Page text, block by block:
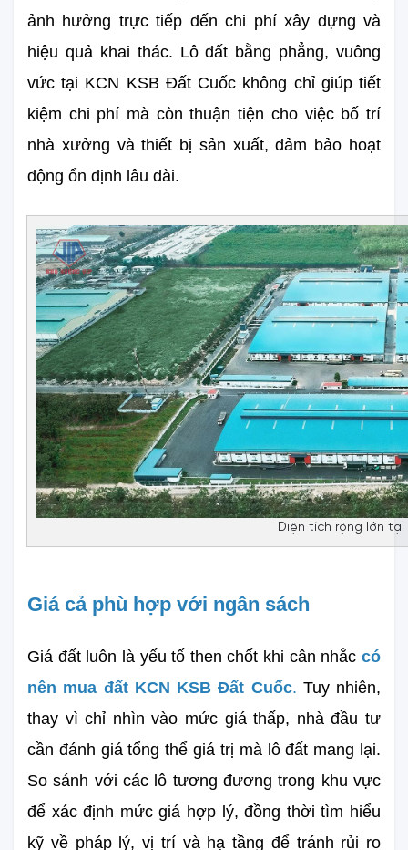
ảnh hưởng trực tiếp đến chi phí xây dựng và
hiệu quả khai thác. Lô đất bằng phẳng, vuông
vức tại KCN KSB Đất Cuốc không chỉ giúp tiết
kiệm chi phí mà còn thuận tiện cho việc bố trí
nhà xưởng và thiết bị sản xuất, đảm bảo hoạt
động ổn định lâu dài.
Diện tích rộng lớn tại
Giá cả phù hợp với ngân sách
Giá đất luôn là yếu tố then chốt khi cân nhắc có
nên mua đất KCN KSB Đất Cuốc. Tuy nhiên,
thay vì chỉ nhìn vào mức giá thấp, nhà đầu tư
cần đánh giá tổng thể giá trị mà lô đất mang lại.
So sánh với các lô tương đương trong khu vực
để xác định mức giá hợp lý, đồng thời tìm hiểu
kỹ về pháp lý, vị trí và hạ tầng để tránh rủi ro